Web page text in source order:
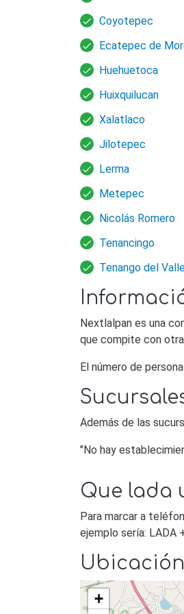
Coyotepec
Ecatepec de
Huehuetoca
Huixquilucan
Xalatlaco
Jilotepec
Lerma
Metepec
Nicolás Romero
Tenancingo
Tenango del
Nextlalpan es una
que compite con
El número de
Además de las
"No hay
Que lada
Para marcar a
ejemplo sería: LADA
+